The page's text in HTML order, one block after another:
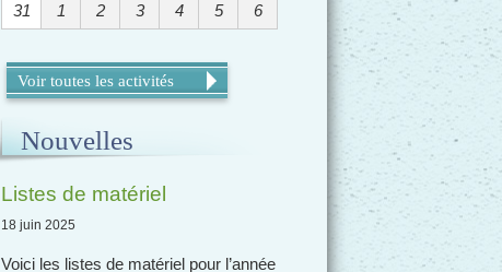
31
1 2 3 4 5 6
Voir toutes les activités
Nouvelles
Listes de matériel
18 juin 2025
Voici les listes de matériel pour l’année